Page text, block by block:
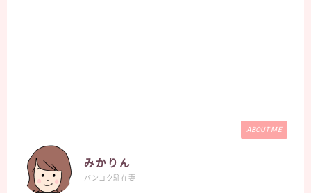
ABOUT ME
みかりん
バンコク駐在妻